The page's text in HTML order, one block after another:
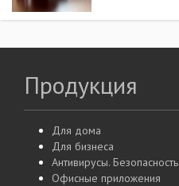
Продукция
Для дома
Для бизнеса
Антивирусы. Безопасность
Офисные приложения